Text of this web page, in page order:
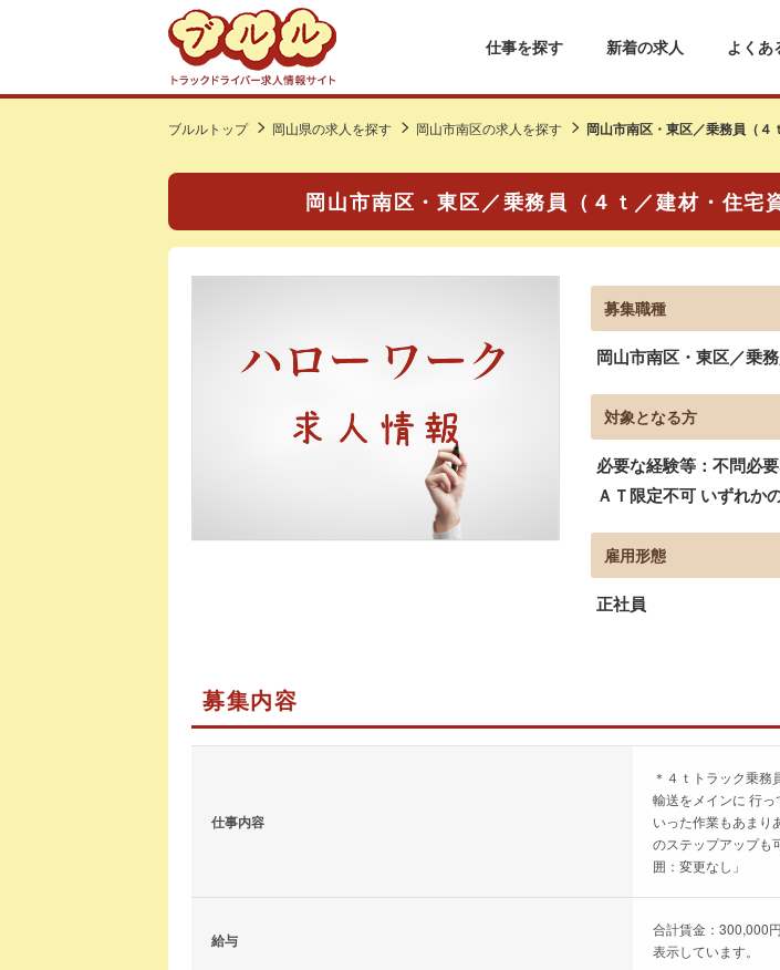
仕事を探す 新着の求人 よくあ
ブルルトップ 岡山県の求人を探す 岡山市南区の求人を探す 岡山市南区・東区／乗務員（４
岡山市南区・東区／乗務員（４ｔ／建材・住
募集職種
岡山市南区・東区／乗
対象となる方
必要な経験等：不問必
ＡＴ限定不可 いずれか
雇用形態
正社員
募集内容
仕事内容
＊４ｔトラック乗
輸送をメインに 行
いった作業もあまり
のステップアップも
囲：変更なし」
給与
合計賃金：300,000
表示しています。